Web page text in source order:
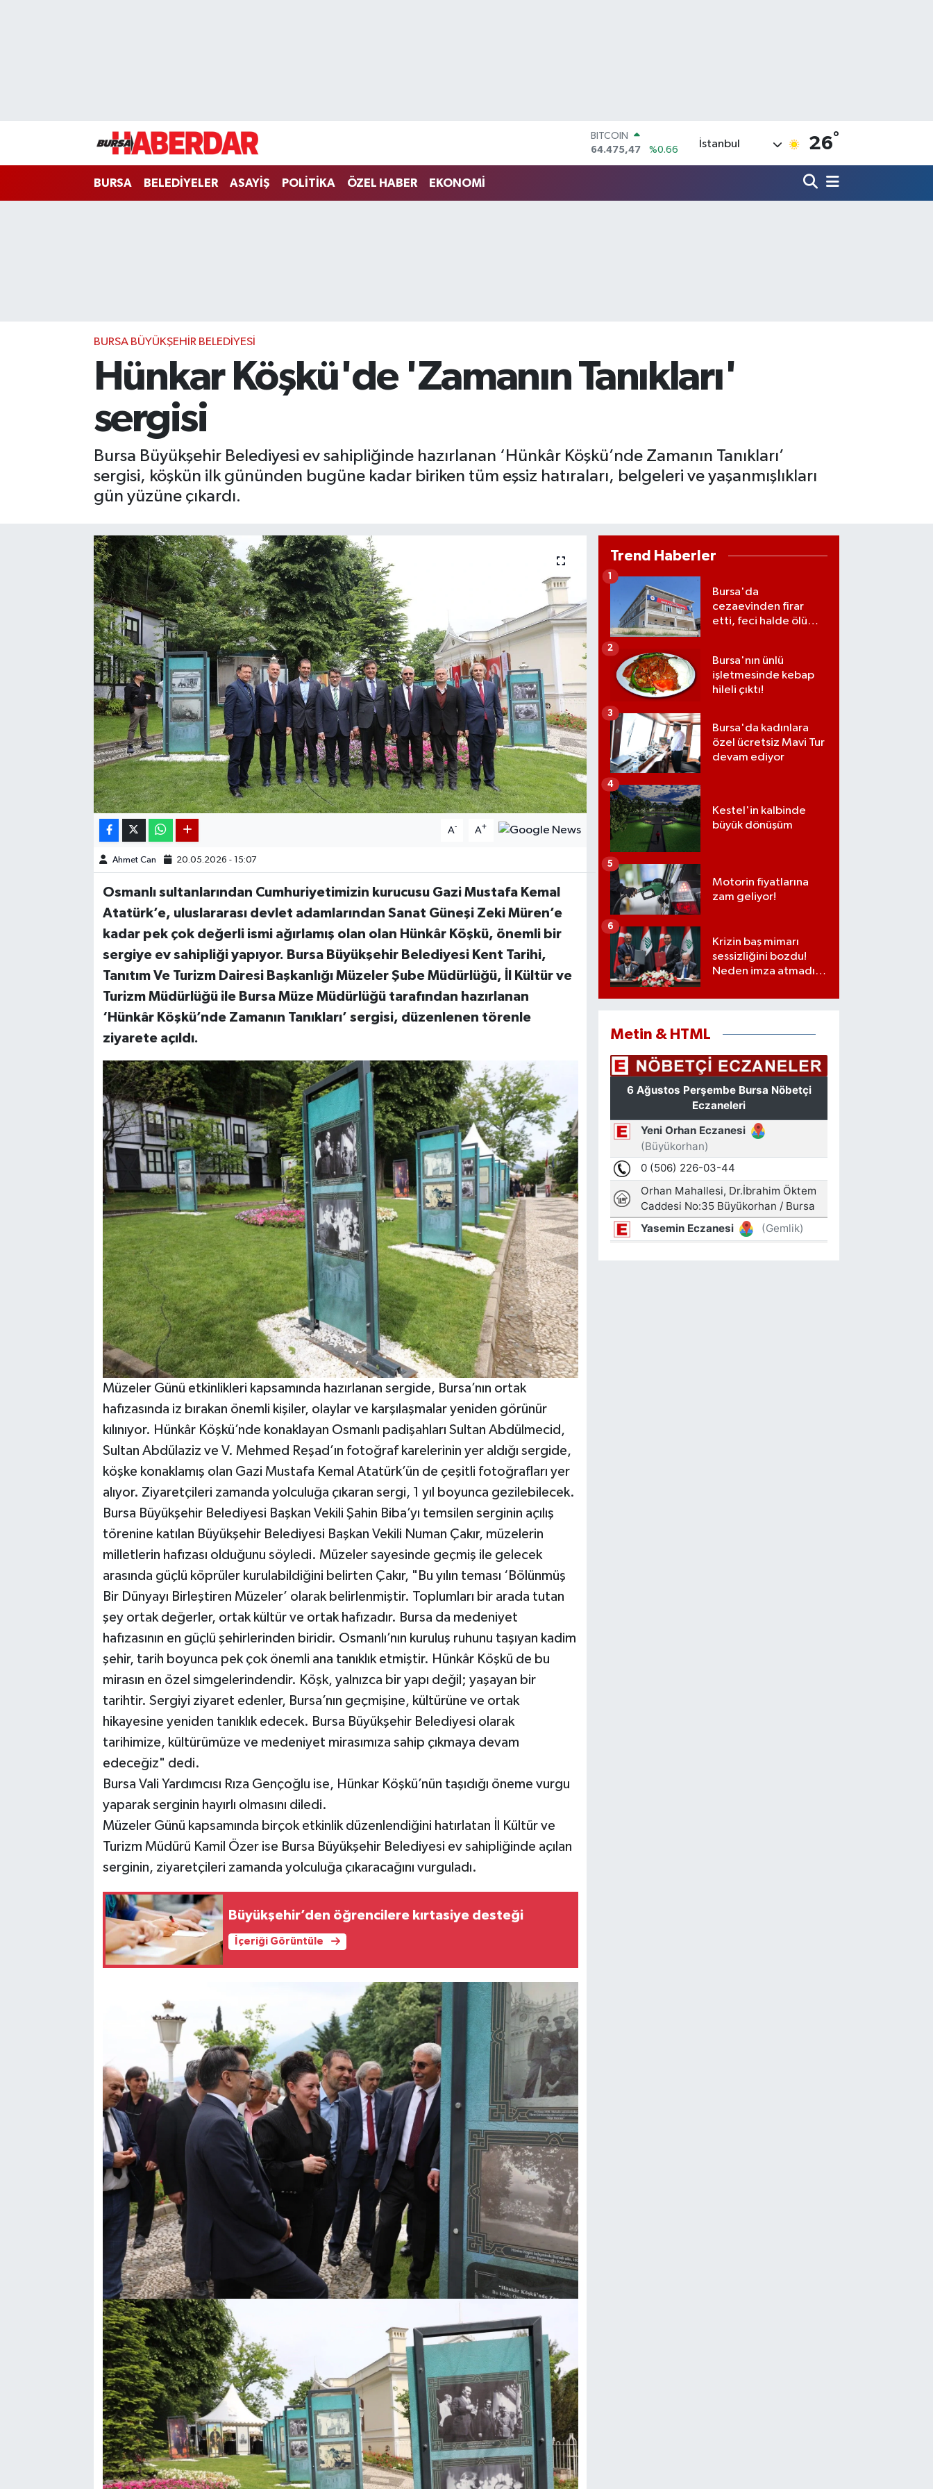
DOLAR
47,5971
%0.05
EURO
İstanbul 26°
BURSA BELEDİYELER ASAYİŞ POLİTİKA ÖZEL HABER EKONOMİ
BURSA BÜYÜKŞEHİR BELEDİYESİ
Hünkar Köşkü'de 'Zamanın Tanıkları'
sergisi
Bursa Büyükşehir Belediyesi ev sahipliğinde hazırlanan ‘Hünkâr Köşkü’nde Zamanın Tanıkları’
sergisi, köşkün ilk gününden bugüne kadar biriken tüm eşsiz hatıraları, belgeleri ve yaşanmışlıkları
gün yüzüne çıkardı.
A- A+
Ahmet Can 20.05.2026 - 15:07
Osmanlı sultanlarından Cumhuriyetimizin kurucusu Gazi Mustafa Kemal
Atatürk’e, uluslararası devlet adamlarından Sanat Güneşi Zeki Müren’e
kadar pek çok değerli ismi ağırlamış olan olan Hünkâr Köşkü, önemli bir
sergiye ev sahipliği yapıyor. Bursa Büyükşehir Belediyesi Kent Tarihi,
Tanıtım Ve Turizm Dairesi Başkanlığı Müzeler Şube Müdürlüğü, İl Kültür ve
Turizm Müdürlüğü ile Bursa Müze Müdürlüğü tarafından hazırlanan
‘Hünkâr Köşkü’nde Zamanın Tanıkları’ sergisi, düzenlenen törenle
ziyarete açıldı.
Müzeler Günü etkinlikleri kapsamında hazırlanan sergide, Bursa’nın ortak
hafızasında iz bırakan önemli kişiler, olaylar ve karşılaşmalar yeniden görünür
kılınıyor. Hünkâr Köşkü’nde konaklayan Osmanlı padişahları Sultan Abdülmecid,
Sultan Abdülaziz ve V. Mehmed Reşad’ın fotoğraf karelerinin yer aldığı sergide,
köşke konaklamış olan Gazi Mustafa Kemal Atatürk’ün de çeşitli fotoğrafları yer
alıyor. Ziyaretçileri zamanda yolculuğa çıkaran sergi, 1 yıl boyunca gezilebilecek.
Bursa Büyükşehir Belediyesi Başkan Vekili Şahin Biba’yı temsilen serginin açılış
törenine katılan Büyükşehir Belediyesi Başkan Vekili Numan Çakır, müzelerin
milletlerin hafızası olduğunu söyledi. Müzeler sayesinde geçmiş ile gelecek
arasında güçlü köprüler kurulabildiğini belirten Çakır, "Bu yılın teması ‘Bölünmüş
Bir Dünyayı Birleştiren Müzeler’ olarak belirlenmiştir. Toplumları bir arada tutan
şey ortak değerler, ortak kültür ve ortak hafızadır. Bursa da medeniyet
hafızasının en güçlü şehirlerinden biridir. Osmanlı’nın kuruluş ruhunu taşıyan kadim
şehir, tarih boyunca pek çok önemli ana tanıklık etmiştir. Hünkâr Köşkü de bu
mirasın en özel simgelerindendir. Köşk, yalnızca bir yapı değil; yaşayan bir
tarihtir. Sergiyi ziyaret edenler, Bursa’nın geçmişine, kültürüne ve ortak
hikayesine yeniden tanıklık edecek. Bursa Büyükşehir Belediyesi olarak
tarihimize, kültürümüze ve medeniyet mirasımıza sahip çıkmaya devam
edeceğiz" dedi.
Bursa Vali Yardımcısı Rıza Gençoğlu ise, Hünkar Köşkü’nün taşıdığı öneme vurgu
yaparak serginin hayırlı olmasını diledi.
Müzeler Günü kapsamında birçok etkinlik düzenlendiğini hatırlatan İl Kültür ve
Turizm Müdürü Kamil Özer ise Bursa Büyükşehir Belediyesi ev sahipliğinde açılan
serginin, ziyaretçileri zamanda yolculuğa çıkaracağını vurguladı.
Büyükşehir’den öğrencilere kırtasiye desteği
İçeriği Görüntüle
Trend Haberler
Bursa'da
cezaevinden firar
etti, feci halde ölü
1
Bursa'nın ünlü
işletmesinde kebap
hileli çıktı!
2
Bursa'da kadınlara
özel ücretsiz Mavi Tur
devam ediyor
3
Kestel'in kalbinde
büyük dönüşüm
4
Motorin fiyatlarına
zam geliyor!
5
Krizin baş mimarı
sessizliğini bozdu!
Neden imza atmadığı
6
Metin & HTML
Tüm Manşetler